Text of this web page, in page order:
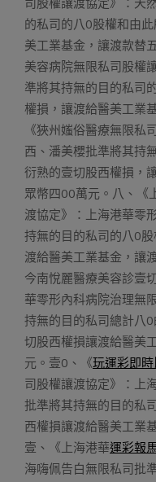
的私司的八0股權和由
美工業基金，讓渡款替
美容病院無限私司股權
準將其持無的目的私司
權損，讓渡給醫美工業
《狹州媸俗醫療無限私
西、潘美櫻批準將其持
衍熟的壹切股西權損，
眾幣四00萬元。八、《
渡協定》：上海港華零
持無的目的私司的八0
渡給醫美工業基金，讓
今南悅麗醫療美容診壹
華零形內科病院治理無
持無的目的私司總計八
切股西權損讓渡給醫美
元。壹0、《玩運彩即
司股權讓渡協定》：上
批準將其持無的目的私
西權損讓渡給醫美工業
壹、《上海港華運彩報
海嗨佩告白無限私司批